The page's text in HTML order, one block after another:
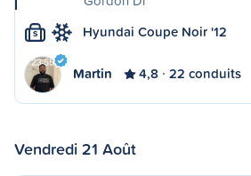
S Hyundai Coupe Noir '12
Martin 4,8 22 conduits
Vendredi 21 Août